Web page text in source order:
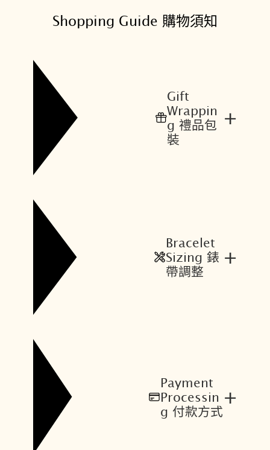
Shopping Guide 購物須知
Gift
Wrappin
g 禮品包
裝
+
Bracelet
Sizing 錶
帶調整
+
Payment
Processin
g 付款方式
+